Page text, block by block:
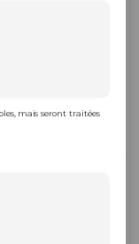
mais seront traitées